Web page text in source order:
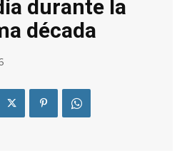
durante la
década